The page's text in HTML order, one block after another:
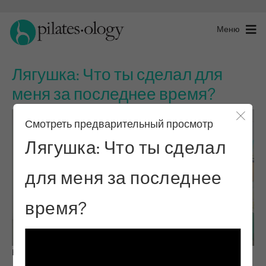
Меню
Лягушка: Что ты сделал для
меня за последнее время?
Смотреть предварительный просмотр
Лягушка: Что ты сделал
для меня за последнее
время?
Наблюдай и учись